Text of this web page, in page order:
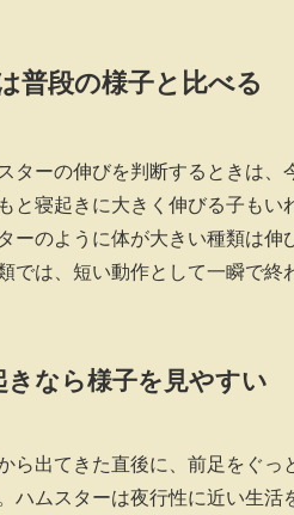
普段の様子と比べる
ターの伸びを判断するときは、
と寝起きに大きく伸びる子も
ーのように体が大きい種類は
では、短い動作として一瞬で終
きなら様子を見やすい
ら出てきた直後に、前足をぐっ
ハムスターは夜行性に近い生